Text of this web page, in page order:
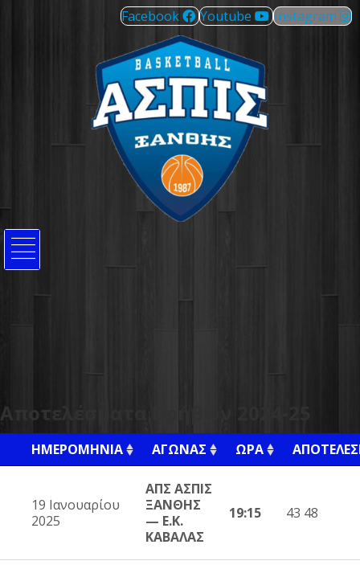
Facebook Youtube Instagram
Αποτελέσματα Εφήβων 2024-25
ΗΜΕΡΟΜΗΝΊΑ ΑΓΏΝΑΣ ΏΡΑ
19 Ιανουαρίου
2025
ΑΠΣ ΑΣΠΙΣ
ΞΑΝΘΗΣ
— Ε.Κ.
ΚΑΒΑΛΑΣ
19:15 43 48